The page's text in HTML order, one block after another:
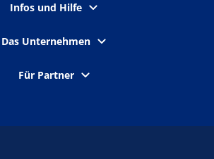
Infos und Hilfe
Das Unternehmen
Für Partner